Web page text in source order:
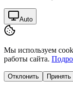
Auto
Мы используем
работы сайта.
Отклонить Принять